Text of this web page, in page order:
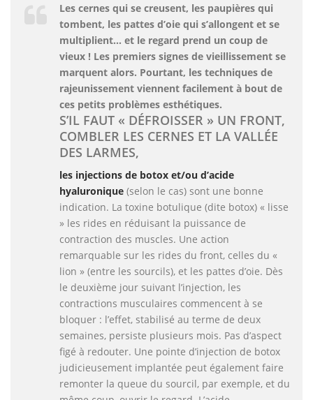
Les cernes qui se creusent, les paupières qui
tombent, les pattes d’oie qui s’allongent et se
multiplient… et le regard prend un coup de
vieux ! Les premiers signes de vieillissement se
marquent alors. Pourtant, les techniques de
rajeunissement viennent facilement à bout de
ces petits problèmes esthétiques.
S’IL FAUT « DÉFROISSER » UN FRONT,
COMBLER LES CERNES ET LA VALLÉE
DES LARMES,
les injections de botox et/ou d’acide
hyaluronique (selon le cas) sont une bonne
indication. La toxine botulique (dite botox) « lisse
» les rides en réduisant la puissance de
contraction des muscles. Une action
remarquable sur les rides du front, celles du «
lion » (entre les sourcils), et les pattes d’oie. Dès
le deuxième jour suivant l’injection, les
contractions musculaires commencent à se
bloquer : l’effet, stabilisé au terme de deux
semaines, persiste plusieurs mois. Pas d’aspect
figé à redouter. Une pointe d’injection de botox
judicieusement implantée peut également faire
remonter la queue du sourcil, par exemple, et du